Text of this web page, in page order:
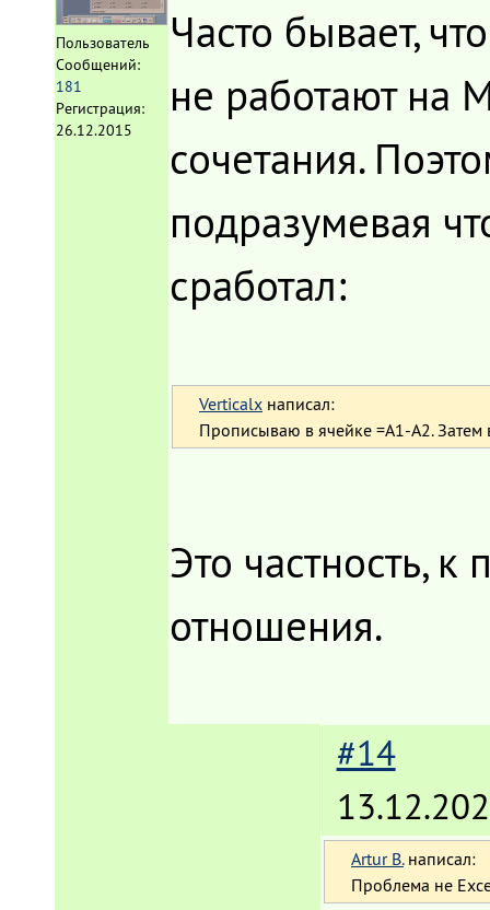
Пользователь
Сообщений:
181
Регистрация:
26.12.2015
Часто бывает,
не работают на
сочетания.
подразумевая
сработал:
Verticalx написал:
Прописываю в ячейке =A1-A2. Затем
Это частность,
отношения.
#14
Artur B.написал:
Проблема не